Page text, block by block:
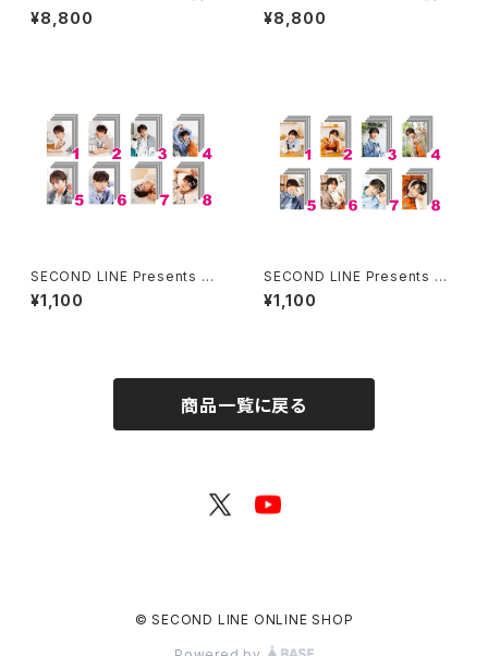
特典付き】SECOND LINE Pre
sents みんなに会いに行くよ!
¥8,800
特典付き】SECOND LINE Pre
sents みんなに会いに行くよ!
¥8,800
SECOND LINE Presents み
んなに会いに行くよ! 第45回 in
静岡 ブロマイド ※ランダム販
¥1,100
SECOND LINE Presents み
んなに会いに行くよ! 第43回 in
静岡 ブロマイド ※ランダム販
¥1,100
商品一覧に戻る
© SECOND LINE ONLINE SHOP